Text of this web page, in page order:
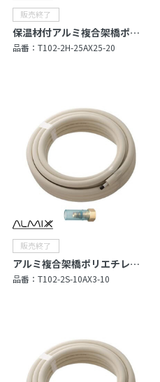
保温材付アルミ複合架橋ポリエチレン管（Type X）
品番： T102-2H-25AX25-20
アルミ複合架橋ポリエチレン管セット
品番： T102-2S-10AX3-10